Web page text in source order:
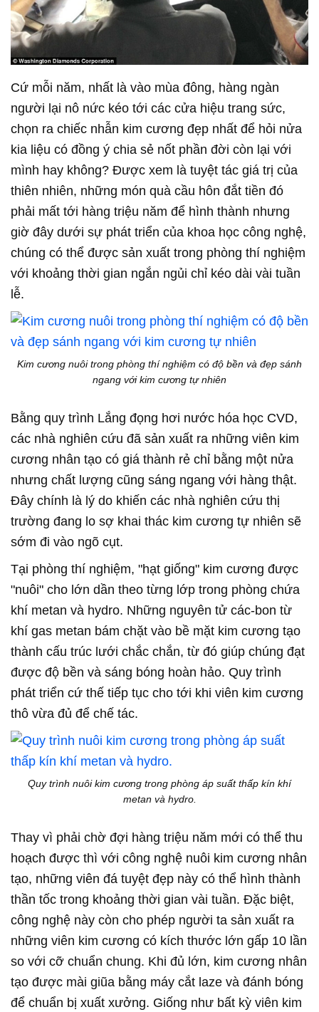
Cứ mỗi năm, nhất là vào mùa đông, hàng ngàn
người lại nô nức kéo tới các cửa hiệu trang sức,
chọn ra chiếc nhẫn kim cương đẹp nhất để hỏi nửa
kia liệu có đồng ý chia sẻ nốt phần đời còn lại với
mình hay không? Được xem là tuyệt tác giá trị của
thiên nhiên, những món quà cầu hôn đắt tiền đó
phải mất tới hàng triệu năm để hình thành nhưng
giờ đây dưới sự phát triển của khoa học công nghệ,
chúng có thể được sản xuất trong phòng thí nghiệm
với khoảng thời gian ngắn ngủi chỉ kéo dài vài tuần
lễ.
Kim cương nuôi trong phòng thí nghiệm có độ bền và đẹp sánh
ngang với kim cương tự nhiên
Bằng quy trình Lắng đọng hơi nước hóa học CVD,
các nhà nghiên cứu đã sản xuất ra những viên kim
cương nhân tạo có giá thành rẻ chỉ bằng một nửa
nhưng chất lượng cũng sáng ngang với hàng thật.
Đây chính là lý do khiến các nhà nghiên cứu thị
trường đang lo sợ khai thác kim cương tự nhiên sẽ
sớm đi vào ngõ cụt.
Tại phòng thí nghiệm, "hạt giống" kim cương được
"nuôi" cho lớn dần theo từng lớp trong phòng chứa
khí metan và hydro. Những nguyên tử các-bon từ
khí gas metan bám chặt vào bề mặt kim cương tạo
thành cấu trúc lưới chắc chắn, từ đó giúp chúng đạt
được độ bền và sáng bóng hoàn hảo. Quy trình
phát triển cứ thế tiếp tục cho tới khi viên kim cương
thô vừa đủ để chế tác.
Quy trình nuôi kim cương trong phòng áp suất thấp kín khí
metan và hydro.
Thay vì phải chờ đợi hàng triệu năm mới có thể thu
hoạch được thì với công nghệ nuôi kim cương nhân
tạo, những viên đá tuyệt đẹp này có thể hình thành
thần tốc trong khoảng thời gian vài tuần. Đặc biệt,
công nghệ này còn cho phép người ta sản xuất ra
những viên kim cương có kích thước lớn gấp 10 lần
so với cỡ chuẩn chung. Khi đủ lớn, kim cương nhân
tạo được mài giũa bằng máy cắt laze và đánh bóng
để chuẩn bị xuất xưởng. Giống như bất kỳ viên kim